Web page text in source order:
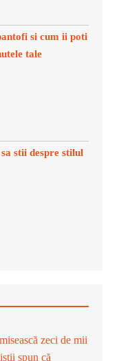
si cum ii poti
tale
stii despre stilul
zeci de mii
spun că